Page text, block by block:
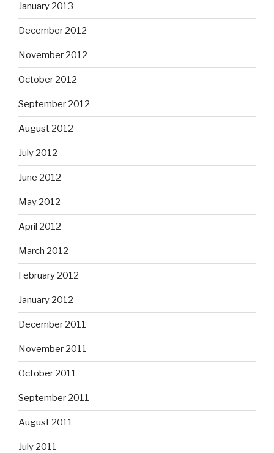
January 2013
December 2012
November 2012
October 2012
September 2012
August 2012
July 2012
June 2012
May 2012
April 2012
March 2012
February 2012
January 2012
December 2011
November 2011
October 2011
September 2011
August 2011
July 2011